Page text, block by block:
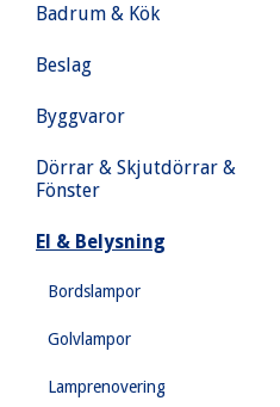
Badrum & Kök
Beslag
Byggvaror
Dörrar & Skjutdörrar &
Fönster
El & Belysning
Bordslampor
Golvlampor
Lamprenovering